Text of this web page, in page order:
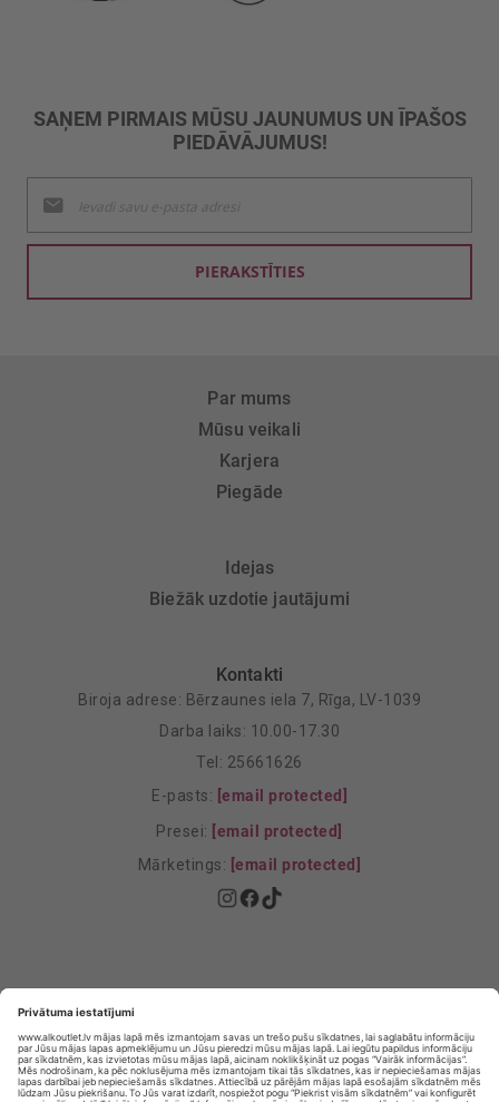
SAŅEM PIRMAIS MŪSU JAUNUMUS UN ĪPAŠOS
PIEDĀVĀJUMUS!
jaunumu
saņemšanai:
PIERAKSTĪTIES
Par mums
Mūsu veikali
Karjera
Piegāde
Idejas
Biežāk uzdotie jautājumi
Kontakti
Biroja adrese: Bērzaunes iela 7, Rīga, LV-1039
Darba laiks: 10.00-17.30
Tel: 25661626
E-pasts: [email protected]
Presei: [email protected]
Mārketings: [email protected]
Privātuma Iestatījumi
E-veikala lietošanas noteikumi